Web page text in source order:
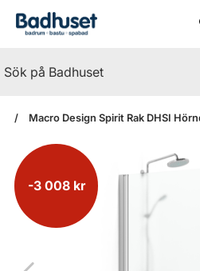
Macro Design Spirit Rak DHSI
-3 008 kr